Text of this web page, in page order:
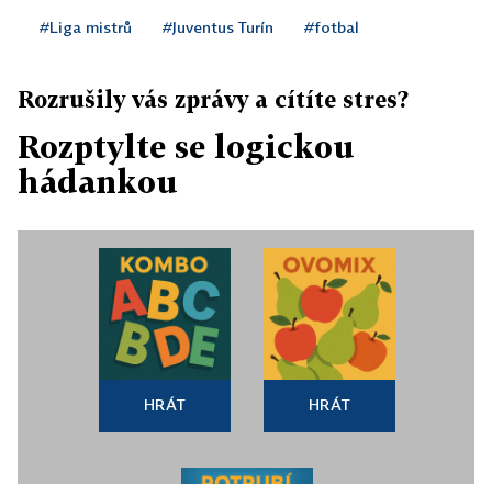
#Liga mistrů #Juventus Turín #fotbal
Rozrušily vás zprávy a cítíte stres?
Rozptylte se logickou
hádankou
HRÁT HRÁT